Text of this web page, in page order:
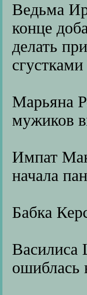
Ведьма
конце
делать
Марьяна
мужиков
Импат
начала
Бабка
Василиса
ошиблась